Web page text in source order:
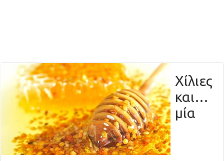
Χίλιες
και…
μία